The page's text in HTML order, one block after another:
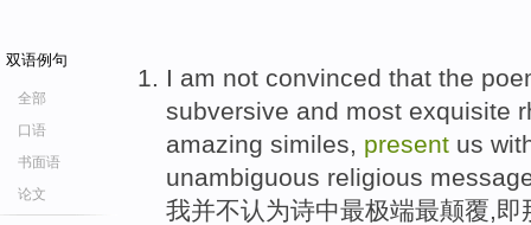
双语例句
全部
口语
书面语
论文
I am not convinced that the
subversive and most exquisite
amazing similes, present us
unambiguous religious
我并不认为诗中最极端最颠覆,